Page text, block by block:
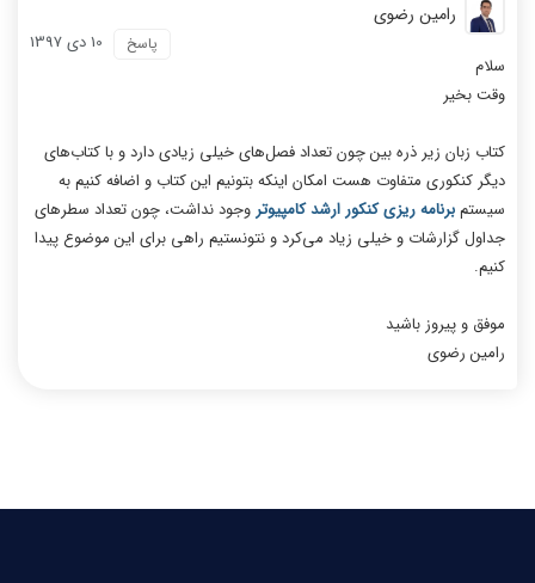
رامین رضوی
10 دی 1397 پاسخ
سلام
وقت بخير
کتاب زبان زیر ذره بین چون تعداد فصل‌های خیلی زیادی دارد و با کتاب‌های
دیگر کنکوری متفاوت هست امکان اینکه بتونیم این کتاب و اضافه کنیم به
سیستمبرنامه ریزی کنکور ارشد کامپیوتروجود نداشت، چون تعداد سطرهای
جداول گزارشات و خیلی زیاد می‌کرد و نتونستیم راهی برای این موضوع پیدا
کنیم.
موفق و پیروز باشید
رامین رضوی